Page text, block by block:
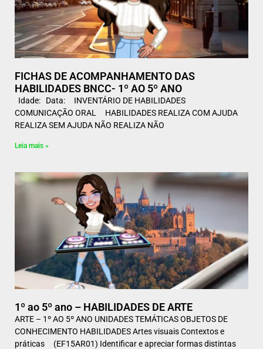
FICHAS DE ACOMPANHAMENTO DAS
HABILIDADES BNCC- 1º AO 5º ANO
Idade: Data: INVENTÁRIO DE HABILIDADES
COMUNICAÇÃO ORAL HABILIDADES REALIZA COM AJUDA
REALIZA SEM AJUDA NÃO REALIZA NÃO
Leia mais »
1º ao 5º ano – HABILIDADES DE ARTE
ARTE – 1º AO 5º ANO UNIDADES TEMÁTICAS OBJETOS DE
CONHECIMENTO HABILIDADES Artes visuais Contextos e
práticas (EF15AR01) Identificar e apreciar formas distintas